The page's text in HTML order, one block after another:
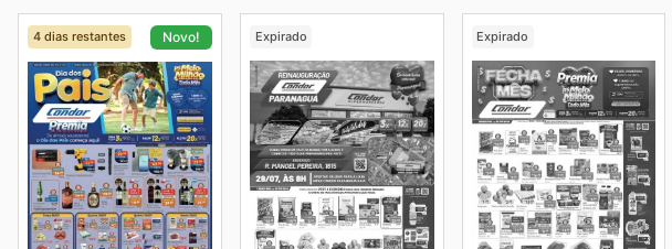
4 dias restantes Novo! Expirado Expirado